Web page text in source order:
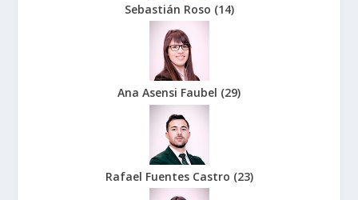
Sebastián Roso (14)
Ana Asensi Faubel (29)
Rafael Fuentes Castro (23)